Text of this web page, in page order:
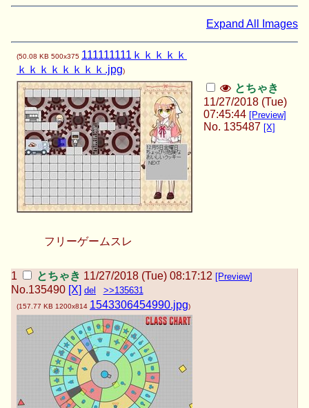
Expand All Images
(50.08 KB 500x375 111111111ｋｋｋｋｋ
ｋｋｋｋｋｋｋｋ.jpg)
とちゃき
11/27/2018 (Tue)
07:45:44 [Preview]
No. 135487 [X]
フリーゲームスレ
とちゃき 11/27/2018 (Tue) 08:17:12 [Preview]
No.135490 [X] del >>135631
(157.77 KB 1200x814 1543306454990.jpg)